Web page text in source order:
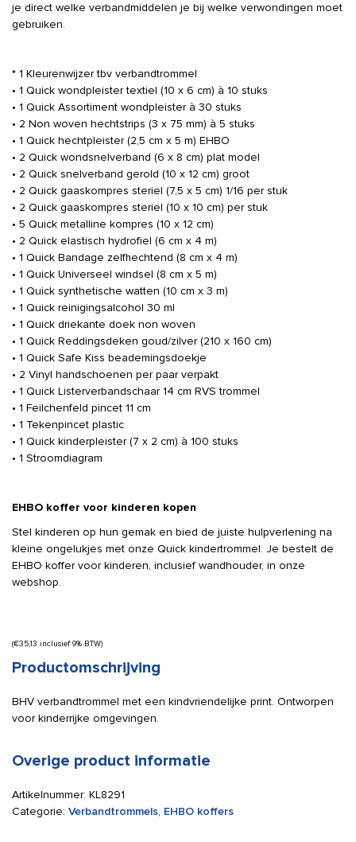
je direct welke verbandmiddelen je bij welke verwondingen moet
gebruiken.
* 1 Kleurenwijzer tbv verbandtrommel
• 1 Quick wondpleister textiel (10 x 6 cm) à 10 stuks
• 1 Quick Assortiment wondpleister à 30 stuks
• 2 Non woven hechtstrips (3 x 75 mm) à 5 stuks
• 1 Quick hechtpleister (2,5 cm x 5 m) EHBO
• 2 Quick wondsnelverband (6 x 8 cm) plat model
• 2 Quick snelverband gerold (10 x 12 cm) groot
• 2 Quick gaaskompres steriel (7,5 x 5 cm) 1/16 per stuk
• 2 Quick gaaskompres steriel (10 x 10 cm) per stuk
• 5 Quick metalline kompres (10 x 12 cm)
• 2 Quick elastisch hydrofiel (6 cm x 4 m)
• 1 Quick Bandage zelfhechtend (8 cm x 4 m)
• 1 Quick Universeel windsel (8 cm x 5 m)
• 1 Quick synthetische watten (10 cm x 3 m)
• 1 Quick reinigingsalcohol 30 ml
• 1 Quick driekante doek non woven
• 1 Quick Reddingsdeken goud/zilver (210 x 160 cm)
• 1 Quick Safe Kiss beademingsdoekje
• 2 Vinyl handschoenen per paar verpakt
• 1 Quick Listerverbandschaar 14 cm RVS trommel
• 1 Feilchenfeld pincet 11 cm
• 1 Tekenpincet plastic
• 1 Quick kinderpleister (7 x 2 cm) à 100 stuks
• 1 Stroomdiagram
EHBO koffer voor kinderen kopen
Stel kinderen op hun gemak en bied de juiste hulpverlening na
kleine ongelukjes met onze Quick kindertrommel. Je bestelt de
EHBO koffer voor kinderen, inclusief wandhouder, in onze
webshop.
(€35,13 inclusief 9% BTW)
Productomschrijving
BHV verbandtrommel met een kindvriendelijke print. Ontworpen
voor kinderrijke omgevingen.
Overige product informatie
Artikelnummer: KL8291
Categorie: Verbandtrommels, EHBO koffers